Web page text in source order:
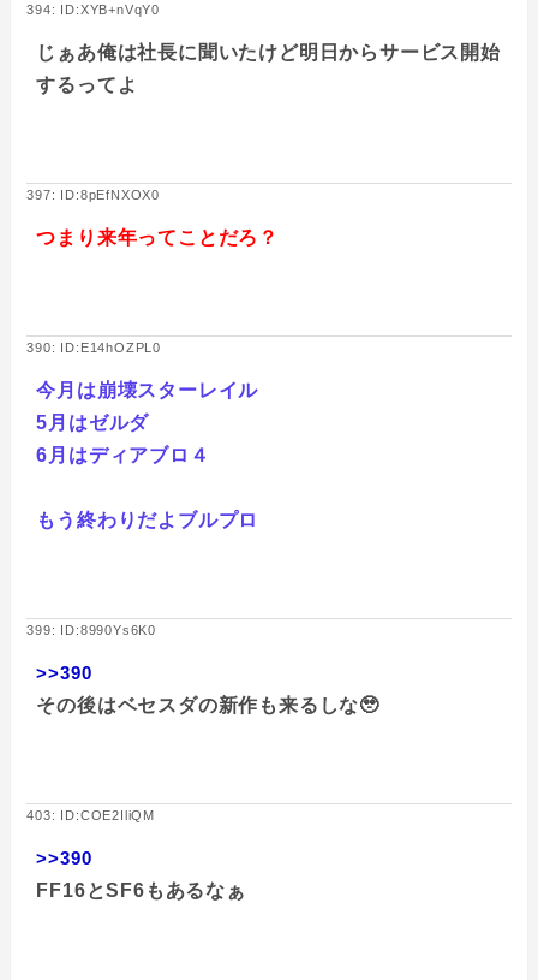
394: ID:XYB+nVqY0
じぁあ俺は社長に聞いたけど明日からサービス開始
するってよ
397: ID:8pEfNXOX0
つまり来年ってことだろ？
390: ID:E14hOZPL0
今月は崩壊スターレイル
5月はゼルダ
6月はディアブロ４
もう終わりだよブルプロ
399: ID:8990Ys6K0
>>390
その後はベセスダの新作も来るしな🥹
403: ID:COE2IliQM
>>390
FF16とSF6もあるなぁ